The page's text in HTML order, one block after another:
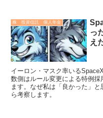
株 投資信託 個人年金
っ
え
イーロン・マスク率いる
数側はルール変更による特例
ます。なぜ私は「良かった」
ら考察します。